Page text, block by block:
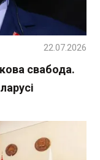
свабода.
22.07.2026